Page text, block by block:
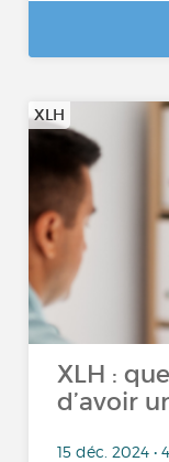
XLH
XLH :
d’avoir
15 déc. 2024 •